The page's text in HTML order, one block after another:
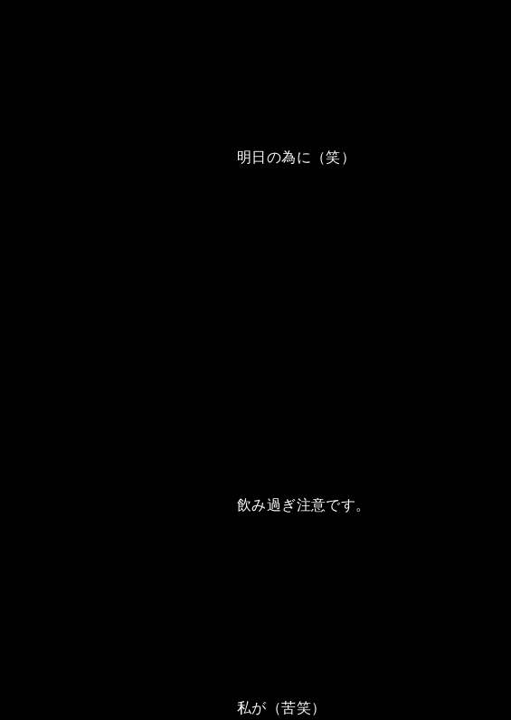
明日の為に（笑）
飲み過ぎ注意です。
私が（苦笑）